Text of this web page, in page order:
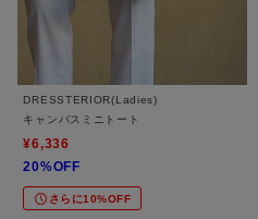
DRESSTERIOR(Ladies)
キャンバスミニトート
¥6,336
20%OFF
さらに10%OFF